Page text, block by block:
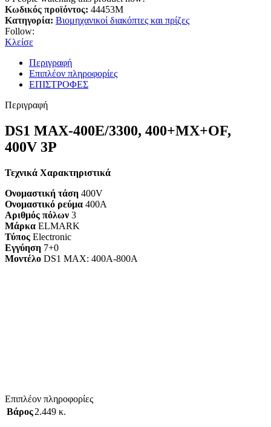
Κωδικός προϊόντος: 44453M
Κατηγορία: Βιομηχανικοί διακόπτες και πρίζες
Follow:
Κλείσε
Περιγραφή
Επιπλέον πληροφορίες
ΕΠΙΣΤΡΟΦΕΣ
Περιγραφή
DS1 MAX-400E/3300, 400+MX+OF,
400V 3P
Τεχνικά Χαρακτηριστικά
Ονομαστική τάση 400V
Ονομαστικό ρεύμα 400A
Αριθμός πόλων 3
Μάρκα ELMARK
Τύπος Electronic
Εγγύηση 7+0
Mοντέλο DS1 MAX: 400A-800A
Επιπλέον πληροφορίες
Βάρος2.449 κ.